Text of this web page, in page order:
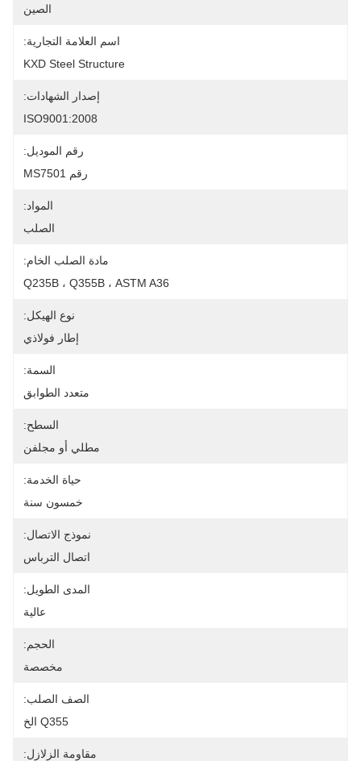
الصين
اسم العلامة التجارية:
KXD Steel Structure
إصدار الشهادات:
ISO9001:2008
رقم الموديل:
رقم MS7501
المواد:
الصلب
مادة الصلب الخام:
Q235B ، Q355B ، ASTM A36
نوع الهيكل:
إطار فولاذي
السمة:
متعدد الطوابق
السطح:
مطلي أو مجلفن
حياة الخدمة:
خمسون سنة
نموذج الاتصال:
اتصال الترباس
المدى الطويل:
عالية
الحجم:
مخصصة
الصف الصلب:
Q355 الخ
مقاومة الزلازل: